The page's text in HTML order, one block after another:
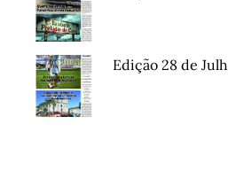
Edição 28 de